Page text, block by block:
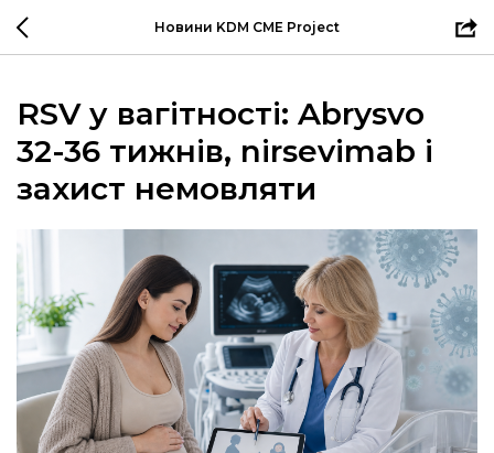
Новини KDM CME Project
RSV у вагітності: Abrysvo
32-36 тижнів, nirsevimab і
захист немовляти